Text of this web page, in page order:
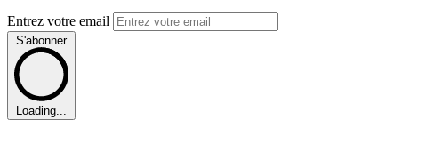
Entrez votre email
S'abonner
Loading...